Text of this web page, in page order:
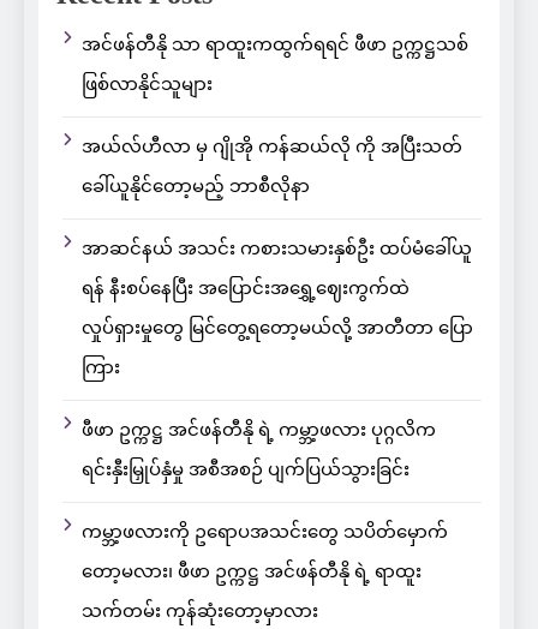
အင်ဖန်တီနို သာ ရာထူးကထွက်ရရင် ဖီဖာ ဥက္ကဋ္ဌသစ်
ဖြစ်လာနိုင်သူများ
အယ်လ်ဟီလာ မှ ဂျိုအို ကန်ဆယ်လို ကို အပြီးသတ်
ခေါ်ယူနိုင်တော့မည့် ဘာစီလိုနာ
အာဆင်နယ် အသင်း ကစားသမားနှစ်ဦး ထပ်မံခေါ်ယူ
ရန် နီးစပ်နေပြီး အပြောင်းအရွှေ့ဈေးကွက်ထဲ
လှုပ်ရှားမှုတွေ မြင်တွေ့ရတော့မယ်လို့ အာတီတာ ပြော
ကြား
ဖီဖာ ဥက္ကဋ္ဌ အင်ဖန်တီနို ရဲ့ ကမ္ဘာ့ဖလား ပုဂ္ဂလိက
ရင်းနှီးမြှုပ်နှံမှု အစီအစဉ် ပျက်ပြယ်သွားခြင်း
ကမ္ဘာ့ဖလားကို ဥရောပအသင်းတွေ သပိတ်မှောက်
တော့မလား၊ ဖီဖာ ဥက္ကဋ္ဌ အင်ဖန်တီနို ရဲ့ ရာထူး
သက်တမ်း ကုန်ဆုံးတော့မှာလား